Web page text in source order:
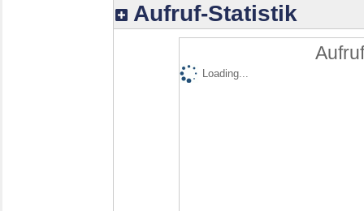
Aufruf-Statistik
Loading...